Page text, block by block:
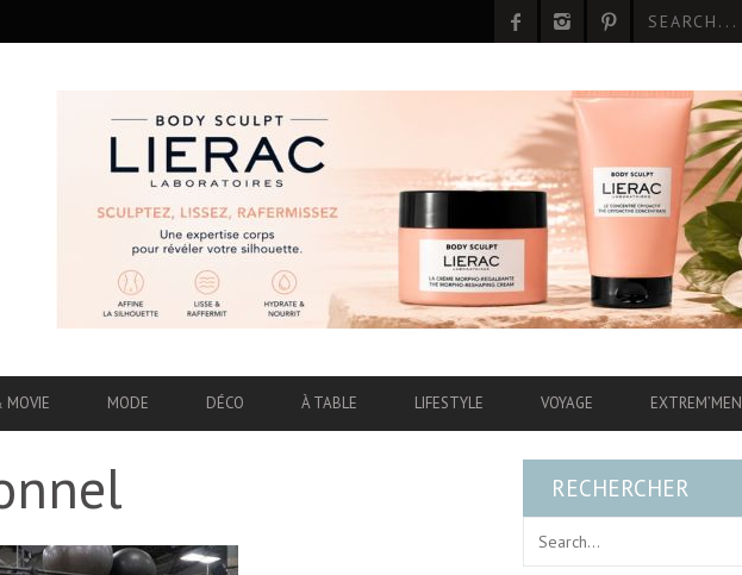
MOVIE MODE DÉCO À TABLE LIFESTYLE VOYAGE EXTREM’MEN
RECHERCHER